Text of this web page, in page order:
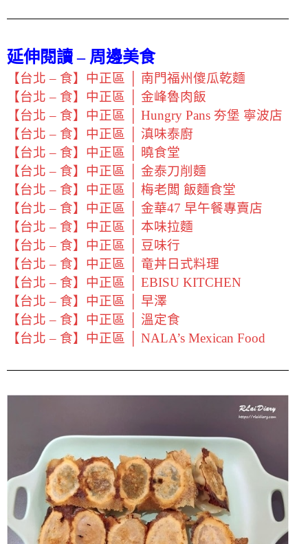
延伸閱讀 – 周邊美食
【台北 – 食】中正區 │ 南門福州傻瓜乾麵
【台北 – 食】中正區 │ 金峰魯肉飯
【台北 – 食】中正區 │ Hungry Pans 夯堡 寧波店
【台北 – 食】中正區 │ 滇味泰廚
【台北 – 食】中正區 │ 曉食堂
【台北 – 食】中正區 │ 金泰刀削麵
【台北 – 食】中正區 │ 梅老闆 飯麵食堂
【台北 – 食】中正區 │ 金華47 早午餐專賣店
【台北 – 食】中正區 │ 本味拉麵
【台北 – 食】中正區 │ 豆味行
【台北 – 食】中正區 │ 竜丼日式料理
【台北 – 食】中正區 │ EBISU KITCHEN
【台北 – 食】中正區 │ 早澤
【台北 – 食】中正區 │ 溫定食
【台北 – 食】中正區 │ NALA’s Mexican Food